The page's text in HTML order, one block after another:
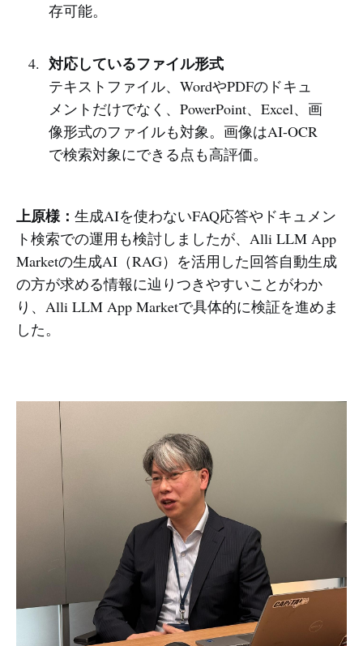
存可能。
対応しているファイル形式
テキストファイル、WordやPDFのドキュ
メントだけでなく、PowerPoint、Excel、画
像形式のファイルも対象。画像はAI-OCR
で検索対象にできる点も高評価。
上原様： 生成AIを使わないFAQ応答やドキュメン
ト検索での運用も検討しましたが、Alli LLM App
Marketの生成AI（RAG）を活用した回答自動生成
の方が求める情報に辿りつきやすいことがわか
り、Alli LLM App Marketで具体的に検証を進めま
した。